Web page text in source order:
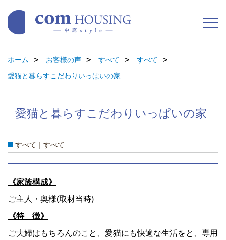
ホーム お客様の声 すべて
すべて
愛猫と暮らすこだわりいっぱいの家
愛猫と暮らすこだわりいっぱいの家
すべて｜すべて
《家族構成》
ご主人・奥様(取材当時)
《特 徴》
ご夫婦はもちろんのこと、愛猫にも快適な生活をと、専用